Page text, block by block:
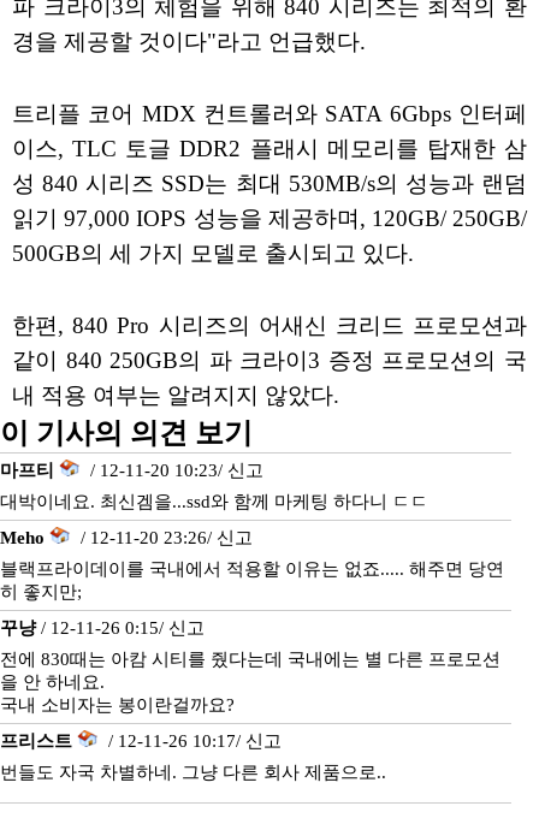
파 크라이3의 체험을 위해 840 시리즈는 최적의 환
경을 제공할 것이다"라고 언급했다.
트리플 코어 MDX 컨트롤러와 SATA 6Gbps 인터페
이스, TLC 토글 DDR2 플래시 메모리를 탑재한 삼
성 840 시리즈 SSD는 최대 530MB/s의 성능과 랜덤
읽기 97,000 IOPS 성능을 제공하며, 120GB/ 250GB/
500GB의 세 가지 모델로 출시되고 있다.
한편, 840 Pro 시리즈의 어새신 크리드 프로모션과
같이 840 250GB의 파 크라이3 증정 프로모션의 국
내 적용 여부는 알려지지 않았다.
이 기사의 의견 보기
마프티 / 12-11-20 10:23/ 신고
대박이네요. 최신겜을...ssd와 함께 마케팅 하다니 ㄷㄷ
Meho
/ 12-11-20 23:26/ 신고
블랙프라이데이를 국내에서 적용할 이유는 없죠..... 해주면 당연
히 좋지만;
꾸냥/ 12-11-26 0:15/ 신고
전에 830때는 아캄 시티를 줬다는데 국내에는 별 다른 프로모션
을 안 하네요.
국내 소비자는 봉이란걸까요?
프리스트
/ 12-11-26 10:17/ 신고
번들도 자국 차별하네. 그냥 다른 회사 제품으로..